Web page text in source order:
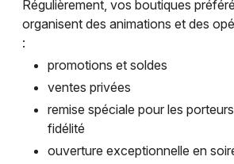
Régulièrement, vos boutiques
organisent des animations et des
:
promotions et soldes
ventes privées
remise spéciale pour les
fidélité
ouverture exceptionnelle en